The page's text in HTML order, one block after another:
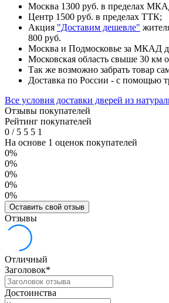
Москва 1300 руб. в пределах
Центр 1500 руб. в пределах ТТК;
Акция "Доставим дешевле"
800 руб.
Москва и Подмосковье за МКАД
Московская область свыше 30 км
Так же возможно забрать товар
Доставка по России - с помощью
Все условия доставки дверей из
Отзывы покупателей
Рейтинг покупателей
0 /5 5 5 1
На основе 1 оценок покупателей
0%
0%
0%
0%
0%
Оставить свой отзыв
Отзывы
Отличный
Заголовок*
Достоинства